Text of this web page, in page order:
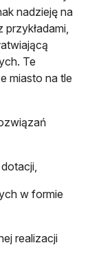
nadzieję na
Te
miasto na tle
w formie
realizacji